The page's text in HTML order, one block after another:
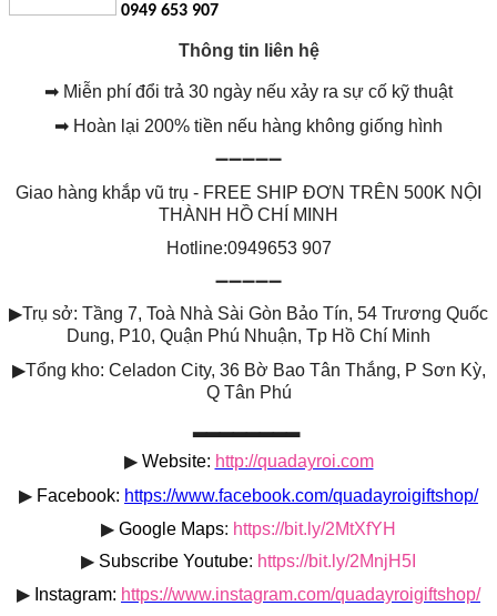
0949 653 907
Thông tin liên hệ
➡ Miễn phí đổi trả 30 ngày nếu xảy ra sự cố kỹ thuật
➡ Hoàn lại 200% tiền nếu hàng không giống hình
➖➖➖➖➖
Giao hàng khắp vũ trụ - FREE SHIP ĐƠN TRÊN 500K NỘI
THÀNH HỒ CHÍ MINH
Hotline:0949653 907
➖➖➖➖➖
▶Trụ sở: Tầng 7, Toà Nhà Sài Gòn Bảo Tín, 54 Trương Quốc
Dung, P10, Quận Phú Nhuận, Tp Hồ Chí Minh
▶Tổng kho: Celadon City, 36 Bờ Bao Tân Thắng, P Sơn Kỳ,
Q Tân Phú
▶ Website: http://quadayroi.com
▶ Facebook: https://www.facebook.com/quadayroigiftshop/
▶ Google Maps: https://bit.ly/2MtXfYH
▶ Subscribe Youtube: https://bit.ly/2MnjH5I
▶ Instagram: https://www.instagram.com/quadayroigiftshop/